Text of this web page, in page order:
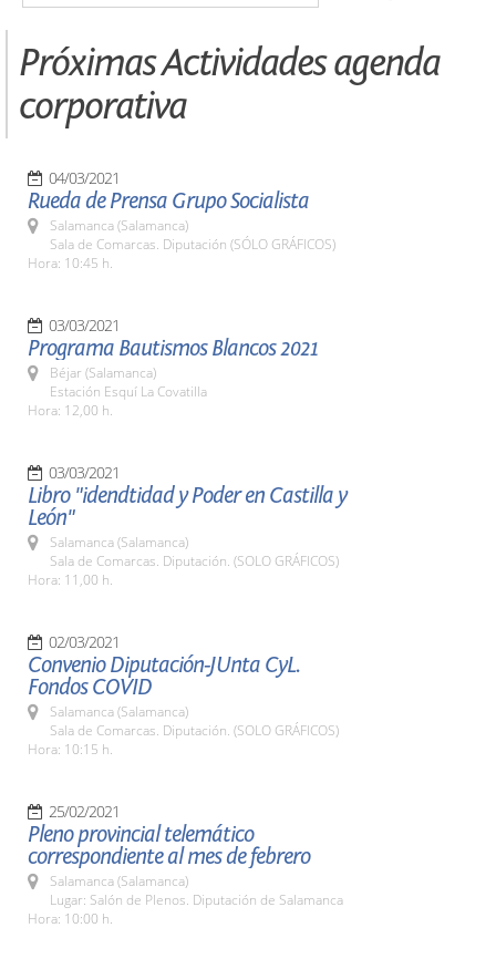
Próximas Actividades agenda
corporativa
04/03/2021
Rueda de Prensa Grupo Socialista
Salamanca (Salamanca)
Sala de Comarcas. Diputación (SÓLO GRÁFICOS)
Hora: 10:45 h.
03/03/2021
Programa Bautismos Blancos 2021
Béjar (Salamanca)
Estación Esquí La Covatilla
Hora: 12,00 h.
03/03/2021
Libro "idendtidad y Poder en Castilla y
León"
Salamanca (Salamanca)
Sala de Comarcas. Diputación. (SOLO GRÁFICOS)
Hora: 11,00 h.
02/03/2021
Convenio Diputación-JUnta CyL.
Fondos COVID
Salamanca (Salamanca)
Sala de Comarcas. Diputación. (SOLO GRÁFICOS)
Hora: 10:15 h.
25/02/2021
Pleno provincial telemático
correspondiente al mes de febrero
Salamanca (Salamanca)
Lugar: Salón de Plenos. Diputación de Salamanca
Hora: 10:00 h.